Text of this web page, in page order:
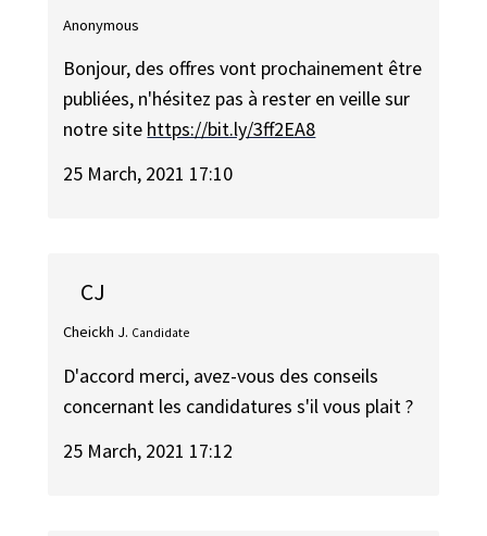
Anonymous
Bonjour, des offres vont prochainement être
publiées, n'hésitez pas à rester en veille sur
notre site https://bit.ly/3ff2EA8
25 March, 2021 17:10
CJ
Cheickh J. Candidate
D'accord merci, avez-vous des conseils
concernant les candidatures s'il vous plait ?
25 March, 2021 17:12